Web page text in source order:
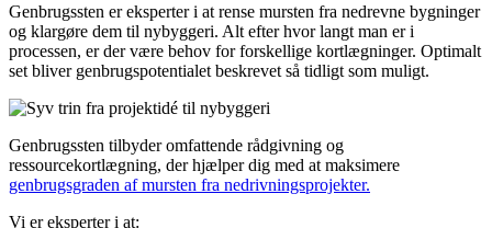
Genbrugssten er eksperter i at rense mursten fra nedrevne bygninger
og klargøre dem til nybyggeri. Alt efter hvor langt man er i
processen, er der være behov for forskellige kortlægninger. Optimalt
set bliver genbrugspotentialet beskrevet så tidligt som muligt.
Genbrugssten tilbyder omfattende rådgivning og
ressourcekortlægning, der hjælper dig med at maksimere
genbrugsgraden af mursten fra nedrivningsprojekter.
Vi er eksperter i at: